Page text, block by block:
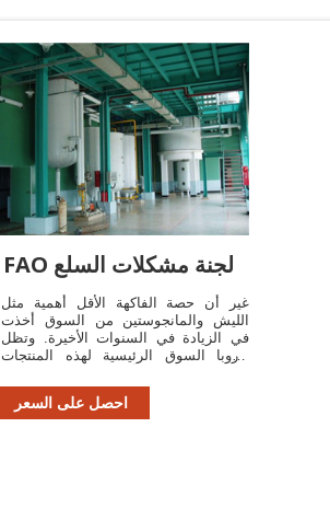
FAO لجنة مشكلات السلع
غير أن حصة الفاكهة الأقل أهمية مثل
الليش والمانجوستين من السوق أخذت
في الزيادة في السنوات الأخيرة. وتظل
أوروبا السوق الرئيسية لهذه المنتجات
من الواردات في 1999.
احصل على السعر